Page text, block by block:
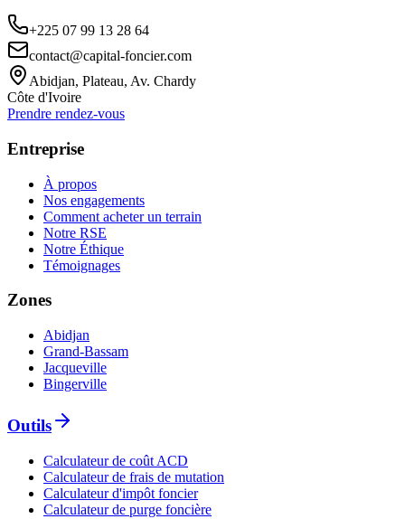
+225 07 99 13 28 64
contact@capital-foncier.com
Abidjan, Plateau, Av. Chardy
Côte d'Ivoire
Prendre rendez-vous
Entreprise
À propos
Nos engagements
Comment acheter un terrain
Notre RSE
Notre Éthique
Témoignages
Zones
Abidjan
Grand-Bassam
Jacqueville
Bingerville
Outils
Calculateur de coût ACD
Calculateur de frais de mutation
Calculateur d'impôt foncier
Calculateur de purge foncière